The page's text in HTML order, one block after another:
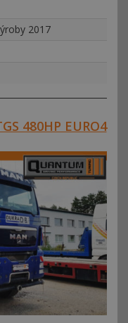
2017
480HP EURO4